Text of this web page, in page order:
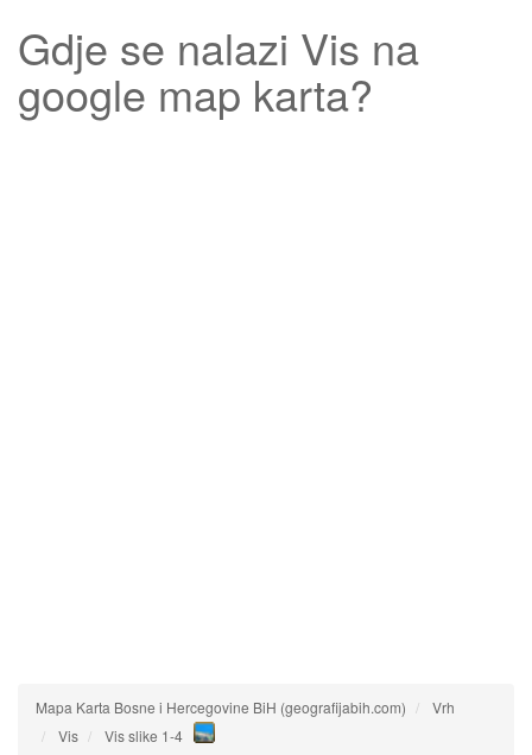
Gdje se nalazi Vis na
google map karta?
Mapa Karta Bosne i Hercegovine BiH (geografijabih.com)
Vrh
Vis
Vis slike 1-4